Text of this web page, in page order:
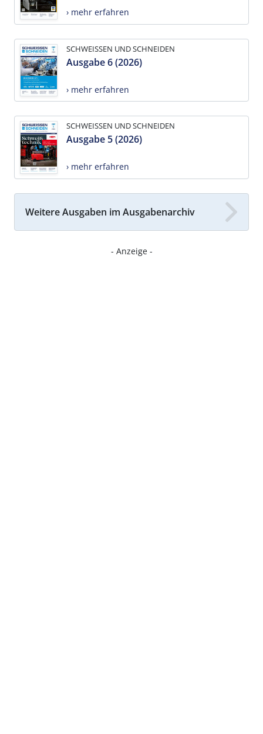
› mehr erfahren
SCHWEISSEN UND SCHNEIDEN
Ausgabe 6 (2026)
› mehr erfahren
SCHWEISSEN UND SCHNEIDEN
Ausgabe 5 (2026)
› mehr erfahren
Weitere Ausgaben im Ausgabenarchiv
- Anzeige -